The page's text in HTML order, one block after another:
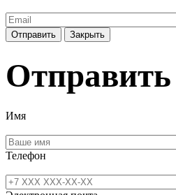
Отправить Закрыть
Отправить
Имя
Телефон